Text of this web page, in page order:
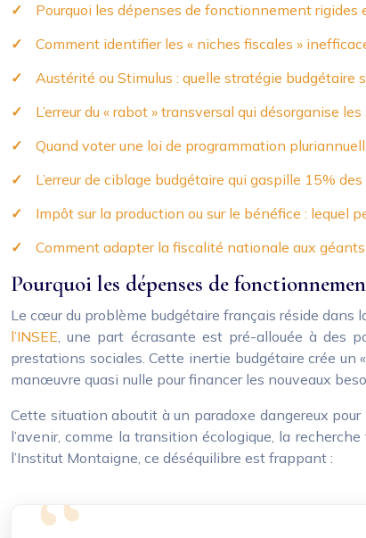
Pourquoi les dépenses de fonctionnement rigides
Comment identifier les « niches fiscales »
Austérité ou Stimulus : quelle stratégie budgétaire
L’erreur du « rabot » transversal qui désorganise
Quand voter une loi de programmation
L’erreur de ciblage budgétaire qui gaspille 15%
Impôt sur la production ou sur le bénéfice : lequel
Comment adapter la fiscalité nationale aux
Pourquoi les dépenses de
Le cœur du problème budgétaire français réside dans
l’INSEE, une part écrasante est pré-allouée à des
prestations sociales. Cette inertie budgétaire crée un
manœuvre quasi nulle pour financer les nouveaux
Cette situation aboutit à un paradoxe dangereux
l’avenir, comme la transition écologique, la
l’Institut Montaigne, ce déséquilibre est frappant :